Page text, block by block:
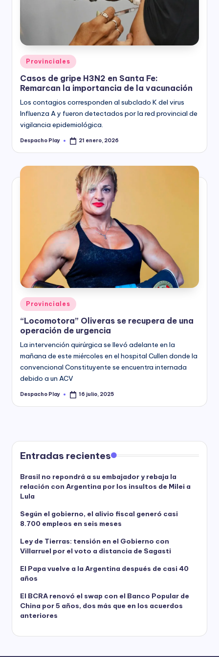
Posted
in
Provinciales
Casos de gripe H3N2 en Santa Fe:
Remarcan la importancia de la vacunación
Los contagios corresponden al subclado K del virus
Influenza A y fueron detectados por la red provincial de
vigilancia epidemiológica.
Posted
Despacho Play 21 enero, 2026
Posted
in
Provinciales
“Locomotora” Oliveras se recupera de una
operación de urgencia
La intervención quirúrgica se llevó adelante en la
mañana de este miércoles en el hospital Cullen donde la
convencional Constituyente se encuentra internada
debido a un ACV
Posted
Despacho Play 16 julio, 2025
Entradas recientes
Brasil no repondrá a su embajador y rebaja la
relación con Argentina por los insultos de Milei a
Lula
Según el gobierno, el alivio fiscal generó casi
8.700 empleos en seis meses
Ley de Tierras: tensión en el Gobierno con
Villarruel por el voto a distancia de Sagasti
El Papa vuelve a la Argentina después de casi 40
años
El BCRA renovó el swap con el Banco Popular de
China por 5 años, dos más que en los acuerdos
anteriores